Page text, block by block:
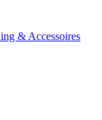
& Accessoires